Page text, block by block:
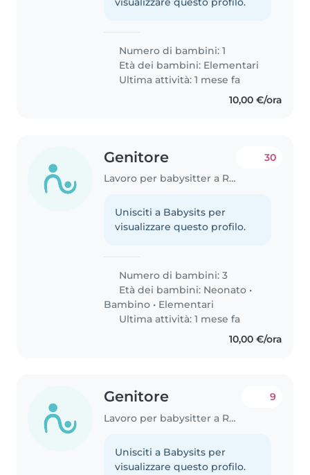
Numero di bambini: 1
Età dei bambini: Elementari
Ultima attività: 1 mese fa
10,00 €/ora
Genitore
Lavoro per babysitter a Roma
30
Unisciti a Babysits per
visualizzare questo profilo.
Numero di bambini: 3
Età dei bambini: Neonato •
Bambino • Elementari
Ultima attività: 1 mese fa
10,00 €/ora
Genitore
Lavoro per babysitter a Roma
9
Unisciti a Babysits per
visualizzare questo profilo.